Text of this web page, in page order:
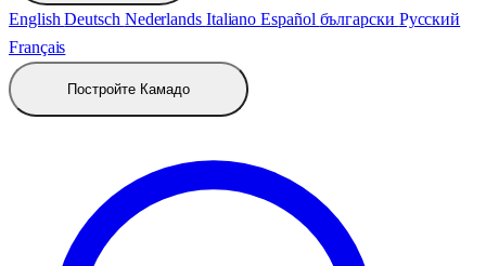
EnglishDeutsch Nederlands ItalianoEspañol български Русский
Français
Постройте Камадо